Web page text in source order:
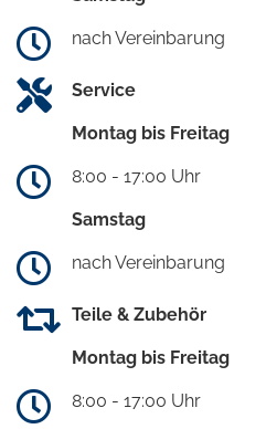
nach Vereinbarung
Service
Montag bis Freitag
8:00 - 17:00 Uhr
Samstag
nach Vereinbarung
Teile & Zubehör
Montag bis Freitag
8:00 - 17:00 Uhr